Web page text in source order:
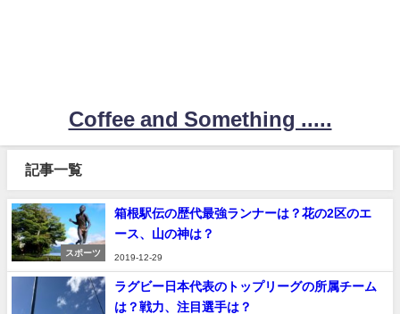
Coffee and Something .....
記事一覧
スポーツ
箱根駅伝の歴代最強ランナーは？花の2区のエ
ース、山の神は？
2019-12-29
ラグビー日本代表のトップリーグの所属チーム
は？戦力、注目選手は？